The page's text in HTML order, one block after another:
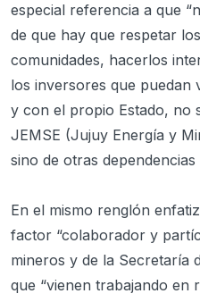
especial referencia a que
de que hay que respetar
comunidades, hacerlos
los inversores que puedan
y con el propio Estado, no
JEMSE (Jujuy Energía y
sino de otras dependencias
En el mismo renglón
factor “colaborador y
mineros y de la Secretaría
que “vienen trabajando en